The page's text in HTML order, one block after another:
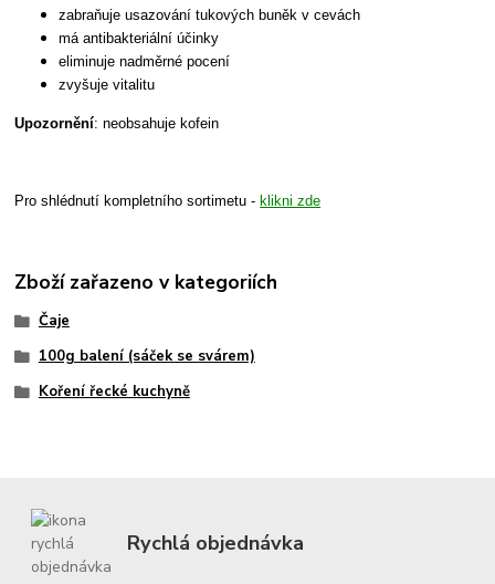
zabraňuje usazování tukových buněk v cevách
má antibakteriální účinky
eliminuje nadměrné pocení
zvyšuje vitalitu
Upozornění: neobsahuje kofein
Pro shlédnutí kompletního sortimetu -klikni zde
Zboží zařazeno v kategoriích
Čaje
100g balení (sáček se svárem)
Koření řecké kuchyně
Rychlá objednávka